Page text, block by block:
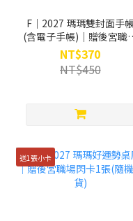
F｜2027 瑪瑪雙封面手
(含電子手帳)｜贈後宮職
閃卡1張(隨機出貨)
NT$370
NT$450
送1張小卡